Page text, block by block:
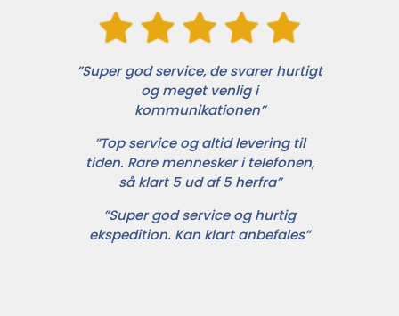
”Super god service, de svarer hurtigt
og meget venlig i
kommunikationen”
”Top service og altid levering til
tiden. Rare mennesker i telefonen,
så klart 5 ud af 5 herfra”
”Super god service og hurtig
ekspedition. Kan klart anbefales”